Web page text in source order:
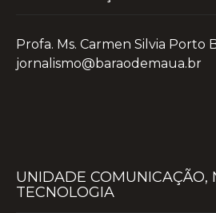
Profa. Ms. Carmen Silvia Porto
jornalismo@baraodemaua.br
UNIDADE COMUNICAÇÃO,
TECNOLOGIA